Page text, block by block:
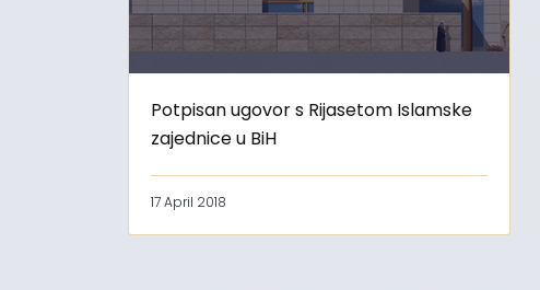
Potpisan ugovor s Rijasetom Islamske
zajednice u BiH
17 April 2018